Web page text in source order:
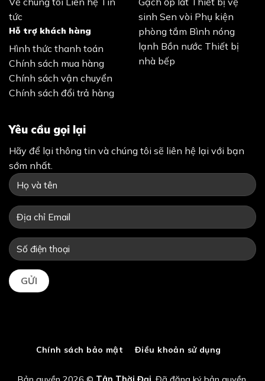
tức
Hỗ trợ khách hàng
Hình thức thanh toán
Chính sách mua hàng
Chính sách vận chuyển
Chính sách đổi trả hàng
sinh Sen vòi Phụ kiện
phòng tắm Bình nóng
lạnh Bồn nước Thiết bị
nhà bếp
Yêu cầu gọi lại
Hãy để lại thông tin và chúng tôi sẽ liên hệ lại với bạn
sớm nhất.
Chính sách bảo mật Điều khoản sử dụng